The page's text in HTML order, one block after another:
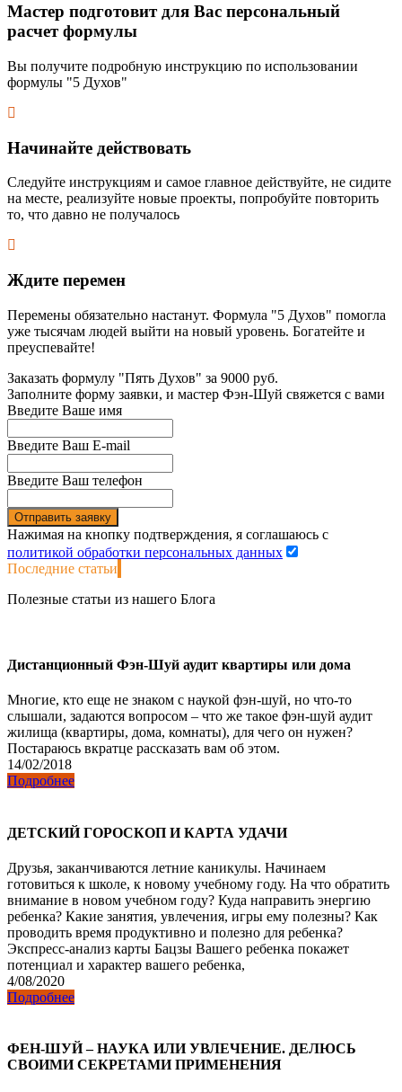
Мастер подготовит для Вас персональный
расчет формулы
Вы получите подробную инструкцию по использовании
формулы "5 Духов"
Начинайте действовать
Следуйте инструкциям и самое главное действуйте, не сидите
на месте, реализуйте новые проекты, попробуйте повторить
то, что давно не получалось
Ждите перемен
Перемены обязательно настанут. Формула "5 Духов" помогла
уже тысячам людей выйти на новый уровень. Богатейте и
преуспевайте!
Заказать формулу "Пять Духов" за 9000 руб.
Заполните форму заявки, и мастер Фэн-Шуй свяжется с вами
Введите Ваше имя
Введите Ваш E-mail
Введите Ваш телефон
Отправить заявку
Нажимая на кнопку подтверждения, я соглашаюсь с
политикой обработки персональных данных
Последние статьи
Полезные статьи из нашего Блога
Дистанционный Фэн-Шуй аудит квартиры или дома
Многие, кто еще не знаком с наукой фэн-шуй, но что-то
слышали, задаются вопросом – что же такое фэн-шуй аудит
жилища (квартиры, дома, комнаты), для чего он нужен?
Постараюсь вкратце рассказать вам об этом.
14/02/2018
Подробнее
ДЕТСКИЙ ГОРОСКОП И КАРТА УДАЧИ
Друзья, заканчиваются летние каникулы. Начинаем
готовиться к школе, к новому учебному году. На что обратить
внимание в новом учебном году? Куда направить энергию
ребенка? Какие занятия, увлечения, игры ему полезны? Как
проводить время продуктивно и полезно для ребенка?
Экспресс-анализ карты Бацзы Вашего ребенка покажет
потенциал и характер вашего ребенка,
4/08/2020
Подробнее
ФЕН-ШУЙ – НАУКА ИЛИ УВЛЕЧЕНИЕ. ДЕЛЮСЬ
СВОИМИ СЕКРЕТАМИ ПРИМЕНЕНИЯ